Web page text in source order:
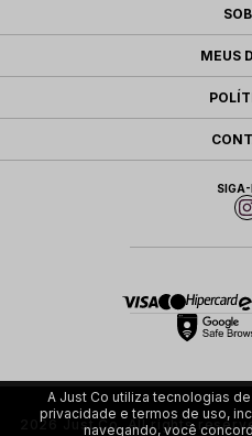
MEUS
2026 Just Co. All rights
A Just Co utiliza tecnologias
privacidade e termos de uso,
navegando, você